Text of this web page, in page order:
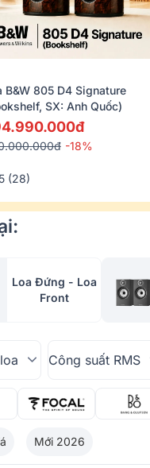
B&W 805 D4 Signature
SX: Anh Quốc)
-18%
5 (28)
Loa Đứng - Loa
Front
Công suất RMS
Mới 2026